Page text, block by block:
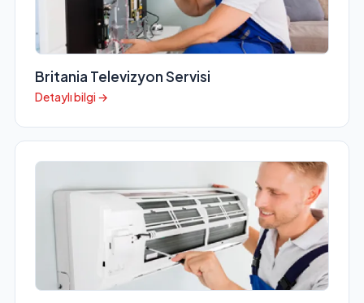
Britania Televizyon Servisi
Detaylı bilgi →